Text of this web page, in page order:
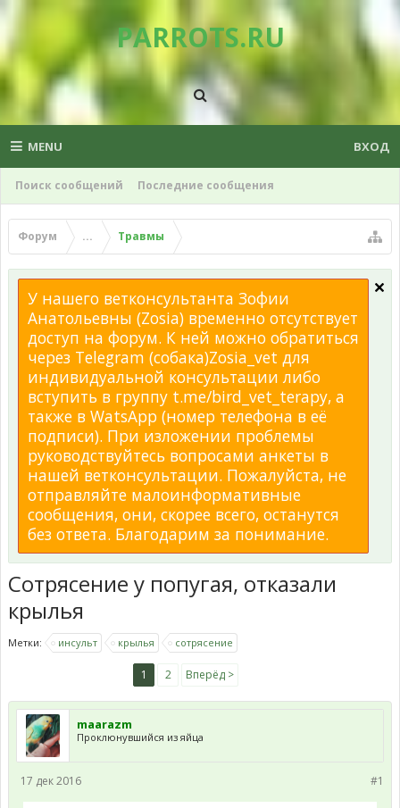
PARROTS.RU
MENU
Поиск сообщений Последние сообщения
ВХОД
Форум ... Травмы
У нашего ветконсультанта Зофии
Анатольевны (Zosia) временно отсутствует
доступ на форум. К ней можно обратиться
через Telegram (собака)Zosia_vet для
индивидуальной консультации либо
вступить в группу t.me/bird_vet_terapy, а
также в WatsApp (номер телефона в её
подписи). При изложении проблемы
руководствуйтесь вопросами анкеты в
нашей ветконсультации. Пожалуйста, не
отправляйте малоинформативные
сообщения, они, скорее всего, останутся
без ответа. Благодарим за понимание.
Сотрясение у попугая, отказали
крылья
Метки: инсульт крылья сотрясение
1 2 Вперёд >
maarazm
Проклюнувшийся из яйца
#1
17 дек 2016